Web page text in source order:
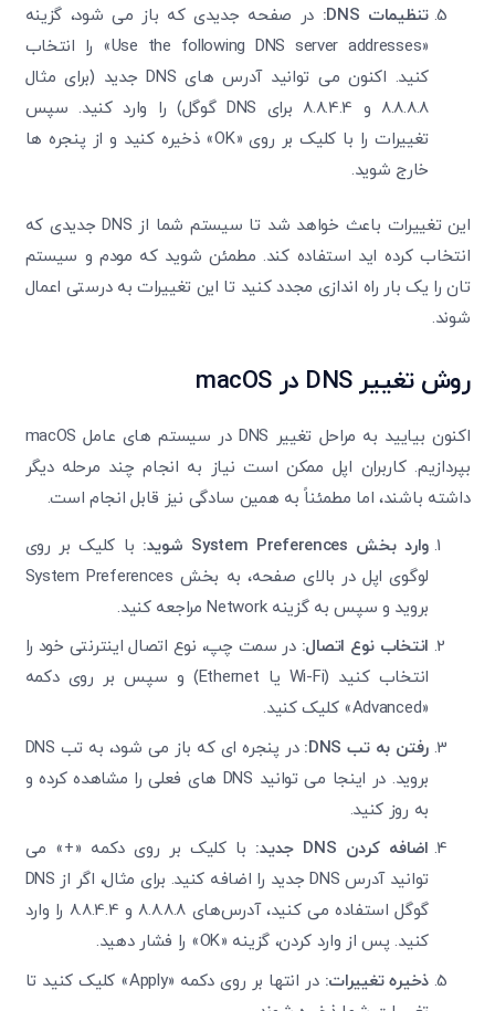
تنظیمات DNS
: در صفحه جدیدی که باز می ‌شود، گزینه
«Use the following DNS server addresses» را انتخاب
کنید. اکنون می ‌توانید آدرس‌ های DNS جدید (برای مثال
8.8.8.8 و 8.8.4.4 برای DNS گوگل) را وارد کنید. سپس
تغییرات را با کلیک بر روی «OK» ذخیره کنید و از پنجره ‌ها
خارج شوید.
این تغییرات باعث خواهد شد تا سیستم شما از DNS جدیدی که
انتخاب کرده ‌اید استفاده کند. مطمئن شوید که مودم و سیستم‌
تان را یک بار راه‌ اندازی مجدد کنید تا این تغییرات به درستی اعمال
شوند.
روش تغییرDNS درmacOS
اکنون بیایید به مراحل تغییر DNS در سیستم‌ های عامل macOS
بپردازیم. کاربران اپل ممکن است نیاز به انجام چند مرحله دیگر
داشته باشند، اما مطمئناً به همین سادگی نیز قابل انجام است.
وارد بخش System Preferences شوید: با کلیک بر روی
لوگوی اپل در بالای صفحه، به بخش System Preferences
بروید و سپس به گزینه Network مراجعه کنید.
انتخاب نوع اتصال: در سمت چپ، نوع اتصال اینترنتی خود را
انتخاب کنید (Wi-Fi یا Ethernet) و سپس بر روی دکمه
«Advanced» کلیک کنید.
رفتن به تب DNS
:
در پنجره ‌ای که باز می‌ شود، به تب DNS
بروید. در اینجا می‌ توانید DNS های فعلی را مشاهده کرده و
به روز کنید.
اضافه کردن DNS جدید: با کلیک بر روی دکمه «+» می
‌توانید آدرس DNS جدید را اضافه کنید. برای مثال، اگر از DNS
گوگل استفاده می ‌کنید، آدرس‌های 8.8.8.8 و 8.8.4.4 را وارد
کنید. پس از وارد کردن، گزینه «OK» را فشار دهید.
ذخیره تغییرات:
در انتها بر روی دکمه «Apply» کلیک کنید تا